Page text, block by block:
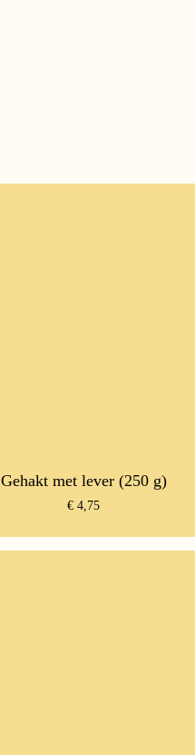
Gehakt met lever (250 g)
€ 4,75